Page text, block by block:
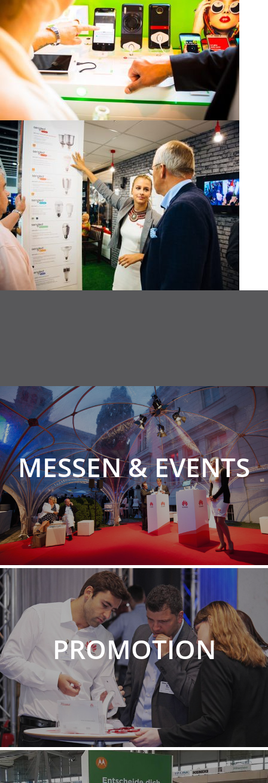
MESSEN & EVENTS
PROMOTION